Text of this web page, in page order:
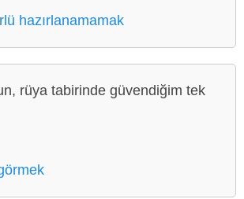
hazırlanamamak
rüya tabirinde güvendiğim tek